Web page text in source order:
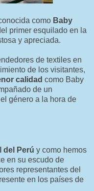
como Baby
primer esquilado en la
y apreciada.
de textiles en
de los visitantes,
calidad como Baby
de un
género a la hora de
del Perú y como hemos
en su escudo de
representantes del
en los países de